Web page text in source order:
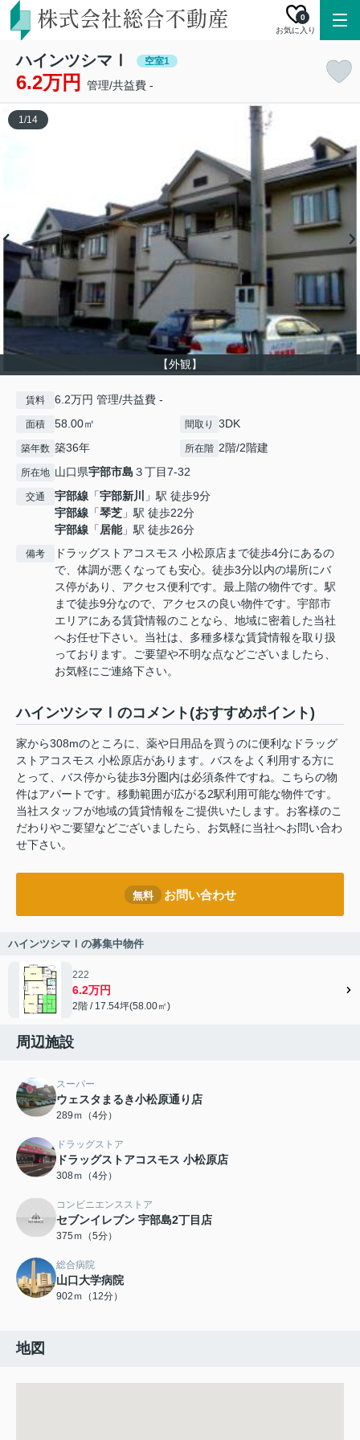
お気に入り
0
ハインツシマⅠ 空室1
6.2万円 管理/共益費 -
【外観】
1/14
賃料 6.2万円 管理/共益費 -
面積 58.00㎡ 間取り 3DK
築年数 築36年 所在階 2階/2階建
所在地 山口県宇部市島 ３丁目7-32
交通 宇部線 「宇部新川
」駅 徒歩9分
宇部線 「琴芝 」駅 徒歩22分
宇部線 「居能」駅 徒歩26分
備考
ドラッグストアコスモス 小松原店まで徒歩4分にあるの
で、体調が悪くなっても安心。徒歩3分以内の場所にバ
ス停があり、アクセス便利です。最上階の物件です。駅
まで徒歩9分なので、アクセスの良い物件です。宇部市
エリアにある賃貸情報のことなら、地域に密着した当社
へお任せ下さい。当社は、多種多様な賃貸情報を取り扱
っております。ご要望や不明な点などございましたら、
お気軽にご連絡下さい。
ハインツシマⅠのコメント(おすすめポイント)
家から308mのところに、薬や日用品を買うのに便利なドラッグ
ストアコスモス 小松原店があります。バスをよく利用する方に
とって、バス停から徒歩3分圏内は必須条件ですね。こちらの物
件はアパートです。移動範囲が広がる2駅利用可能な物件です。
当社スタッフが地域の賃貸情報をご提供いたします。お客様のこ
だわりやご要望などございましたら、お気軽に当社へお問い合わ
せ下さい。
無料 お問い合わせ
ハインツシマⅠの募集中物件
222
6.2万円
2階 / 17.54坪(58.00㎡)
周辺施設
スーパー
ウェスタまるき小松原通り店
289ｍ（4分）
ドラッグストア
ドラッグストアコスモス 小松原店
308ｍ（4分）
コンビニエンスストア
セブンイレブン 宇部島2丁目店
375ｍ（5分）
総合病院
山口大学病院
902ｍ（12分）
地図